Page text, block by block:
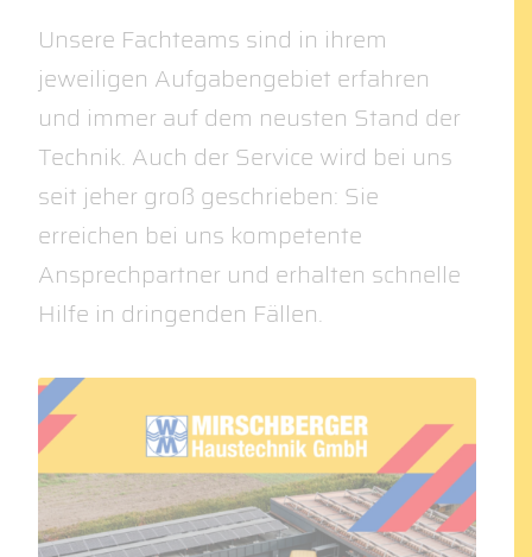
Unsere Fachteams sind in ihrem
jeweiligen Aufgabengebiet erfahren
und immer auf dem neusten Stand der
Technik. Auch der Service wird bei uns
seit jeher groß geschrieben: Sie
erreichen bei uns kompetente
Ansprechpartner und erhalten schnelle
Hilfe in dringenden Fällen.